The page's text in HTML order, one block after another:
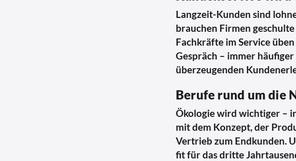
Langzeit-Kunden sind
brauchen Firmen
Fachkräfte im Service
Gespräch – immer
überzeugenden
Berufe rund um die
Ökologie wird wichtiger –
mit dem Konzept, der
Vertrieb zum Endkunden.
fit für das dritte